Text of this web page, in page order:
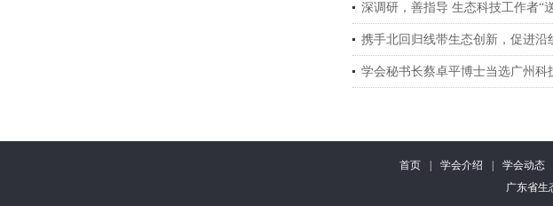
深调研，善指导 生态科技工作者“
携手北回归线带生态创新，促进沿
学会秘书长蔡卓平博士当选广州科
首页 学会介绍 学会动态
广东省生